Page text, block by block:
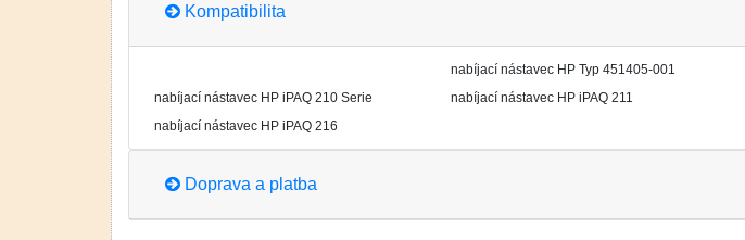
Kompatibilita
nabíjací nástavec HP Typ 451405-001
nabíjací nástavec HP iPAQ 210 Serie
nabíjací nástavec HP iPAQ 211
nabíjací nástavec HP iPAQ 216
Doprava a platba